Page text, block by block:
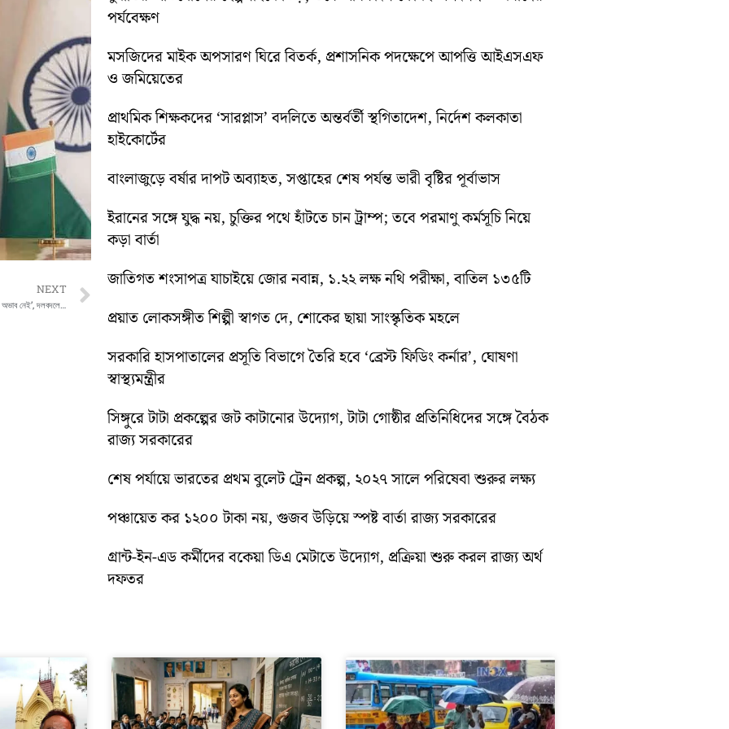
NEXT
‘তৃণমূল নেতাদের থেকে দামি গাড়িতে চড়ি, কোনও অভাব নেই’, দলবদলের জল্পনায় খোঁচা বায়রনের
পর্যবেক্ষণ
মসজিদের মাইক অপসারণ ঘিরে বিতর্ক, প্রশাসনিক পদক্ষেপে আপত্তি আইএসএফ
ও জমিয়েতের
প্রাথমিক শিক্ষকদের ‘সারপ্লাস’ বদলিতে অন্তর্বর্তী স্থগিতাদেশ, নির্দেশ কলকাতা
হাইকোর্টের
বাংলাজুড়ে বর্ষার দাপট অব্যাহত, সপ্তাহের শেষ পর্যন্ত ভারী বৃষ্টির পূর্বাভাস
ইরানের সঙ্গে যুদ্ধ নয়, চুক্তির পথে হাঁটতে চান ট্রাম্প; তবে পরমাণু কর্মসূচি নিয়ে
কড়া বার্তা
জাতিগত শংসাপত্র যাচাইয়ে জোর নবান্ন, ১.২২ লক্ষ নথি পরীক্ষা, বাতিল ১৩৫টি
প্রয়াত লোকসঙ্গীত শিল্পী স্বাগত দে, শোকের ছায়া সাংস্কৃতিক মহলে
সরকারি হাসপাতালের প্রসূতি বিভাগে তৈরি হবে ‘ব্রেস্ট ফিডিং কর্নার’, ঘোষণা
স্বাস্থ্যমন্ত্রীর
সিঙ্গুরে টাটা প্রকল্পের জট কাটানোর উদ্যোগ, টাটা গোষ্ঠীর প্রতিনিধিদের সঙ্গে বৈঠক
রাজ্য সরকারের
শেষ পর্যায়ে ভারতের প্রথম বুলেট ট্রেন প্রকল্প, ২০২৭ সালে পরিষেবা শুরুর লক্ষ্য
পঞ্চায়েত কর ১২০০ টাকা নয়, গুজব উড়িয়ে স্পষ্ট বার্তা রাজ্য সরকারের
গ্রান্ট-ইন-এড কর্মীদের বকেয়া ডিএ মেটাতে উদ্যোগ, প্রক্রিয়া শুরু করল রাজ্য অর্থ
দফতর